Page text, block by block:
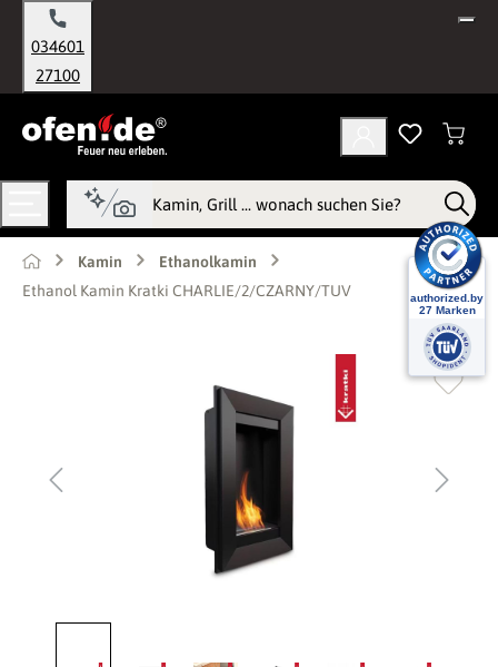
springen
034601
27100
Kamin
Ethanolkamin
Ethanol Kamin Kratki CHARLIE/2/CZARNY/TUV